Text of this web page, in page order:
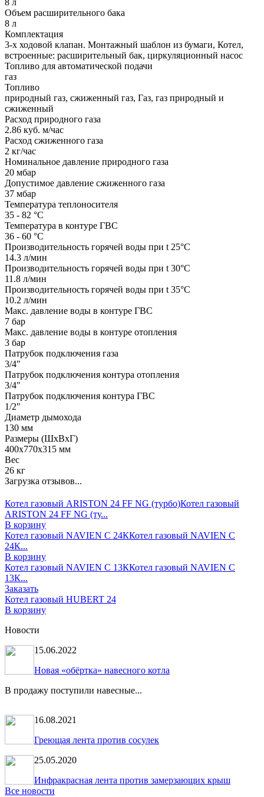
8 л
Объем расширительного бака
8 л
Комплектация
3-х ходовой клапан. Монтажный шаблон из бумаги, Котел,
встроенные: расширительный бак, циркуляционный насос
Топливо для автоматической подачи
газ
Топливо
природный газ, сжиженный газ, Газ, газ природный и
сжиженный
Расход природного газа
2.86 куб. м/час
Расход сжиженного газа
2 кг/час
Номинальное давление природного газа
20 мбар
Допустимое давление сжиженного газа
37 мбар
Температура теплоносителя
35 - 82 °С
Температура в контуре ГВС
36 - 60 °С
Производительность горячей воды при t 25°C
14.3 л/мин
Производительность горячей воды при t 30°C
11.8 л/мин
Производительность горячей воды при t 35°C
10.2 л/мин
Макс. давление воды в контуре ГВС
7 бар
Макс. давление воды в контуре отопления
3 бар
Патрубок подключения газа
3/4"
Патрубок подключения контура отопления
3/4"
Патрубок подключения контура ГВС
1/2"
Диаметр дымохода
130 мм
Размеры (ШхВхГ)
400x770x315 мм
Вес
26 кг
Загрузка отзывов...
Котел газовый ARISTON 24 FF NG (турбо)Котел газовый
ARISTON 24 FF NG (ту...
В корзину
Котел газовый NAVIEN С 24ККотел газовый NAVIEN С
24К...
В корзину
Котел газовый NAVIEN С 13ККотел газовый NAVIEN С
13К...
Заказать
Котел газовый HUBERT 24
В корзину
Новости
15.06.2022
Новая «обёртка» навесного котла
В продажу поступили навесные...
16.08.2021
Греющая лента против сосулек
25.05.2020
Инфракрасная лента против замерзающих крыш
Все новости